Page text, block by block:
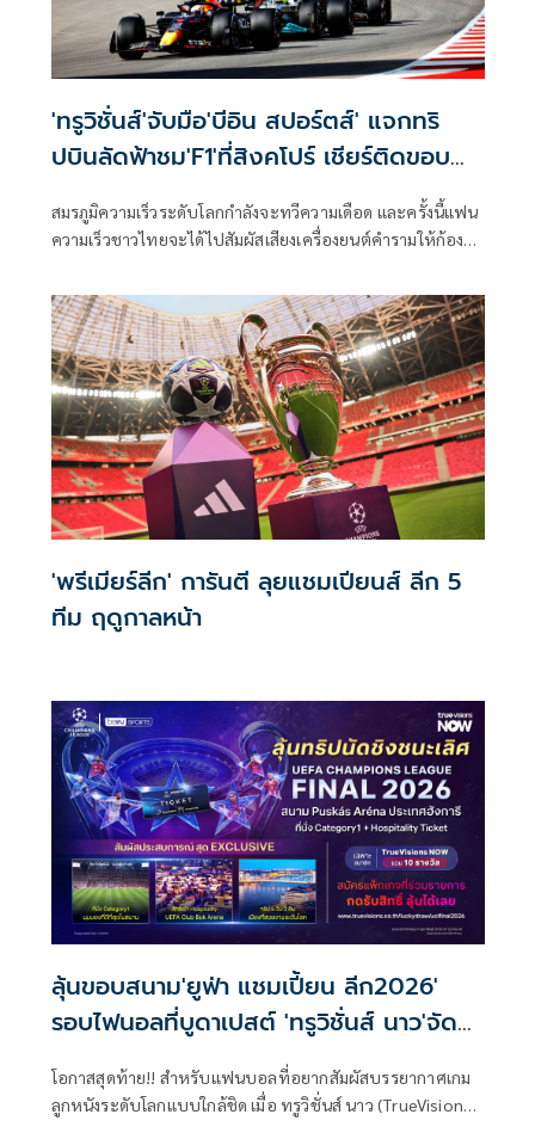
'ทรูวิชั่นส์'จับมือ'บีอิน สปอร์ตส์' แจกทริ
ปบินลัดฟ้าชม'F1'ที่สิงคโปร์ เชียร์ติดขอบ
สมรภูมิความเร็วระดับโลกกำลังจะทวีความเดือด และครั้งนี้แฟน
ความเร็วชาวไทยจะได้ไปสัมผัสเสียงเครื่องยนต์คำรามให้ก้องหู
(beIN SPORTS) เจ้าของลิขสิทธิ์ถ่ายทอดสดมอเตอร์สปอร์ต
อันดับหนึ่ง จัดแคมเปญสุดเอ็กซ์คลูซีฟ เอาใจคอความเร็วขั้นสุด
แจกแพ็กเกจทริปบินลัดฟ้าชมการแข่งขันรถสูตรหนึ่งชิงแชมป์
โลก FORMULA 1 SINGAPORE AIRLINES SINGAPORE GRAND
PRIX 2026 ณ สนาม มารีน่า เบย์ สตรีท เซอร์กิต ประเทศ
สิงคโปร์ แบบติดขอบสนาม ฟรี! จำนวน 1 รางวัล (รางวัลละ 2 ที่
นั่ง) มูลค่ารวมกว่า 215,160 บาท
'พรีเมียร์ลีก' การันตี ลุยแชมเปียนส์ ลีก 5
ทีม ฤดูกาลหน้า
ลุ้นขอบสนาม'ยูฟ่า แชมเปี้ยน ลีก2026'
รอบไฟนอลที่บูดาเปสต์ 'ทรูวิชั่นส์ นาว'จัด
โอกาสสุดท้าย!! สำหรับแฟนบอลที่อยากสัมผัสบรรยากาศเกม
ลูกหนังระดับโลกแบบใกล้ชิด เมื่อ ทรูวิชั่นส์ นาว (TrueVisions